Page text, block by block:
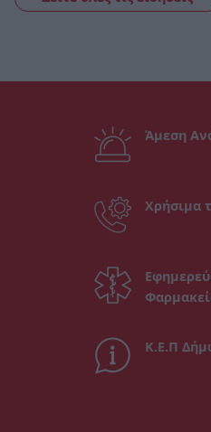
Άμεση
Χρήσιμα
Κ.Ε.Π